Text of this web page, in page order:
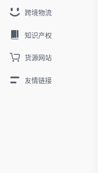
跨境物流
知识产权
货源网站
友情链接